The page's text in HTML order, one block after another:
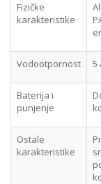
Fizičke
karakteristike
Vodootpornost 5
Baterija i
punjenje
Ostale
karakteristike